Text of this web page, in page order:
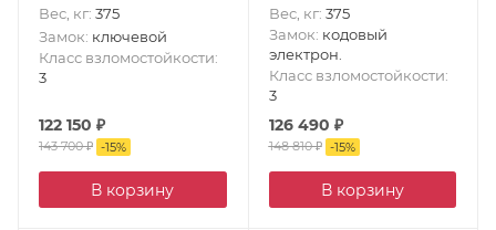
Вес, кг: 375
Замок: ключевой
Класс взломостойкости:
3
122 150 ₽
143 700₽ -15%
В корзину
Вес, кг: 375
Замок: кодовый
электрон.
Класс взломостойкости:
3
126 490 ₽
148 810₽ -15%
В корзину